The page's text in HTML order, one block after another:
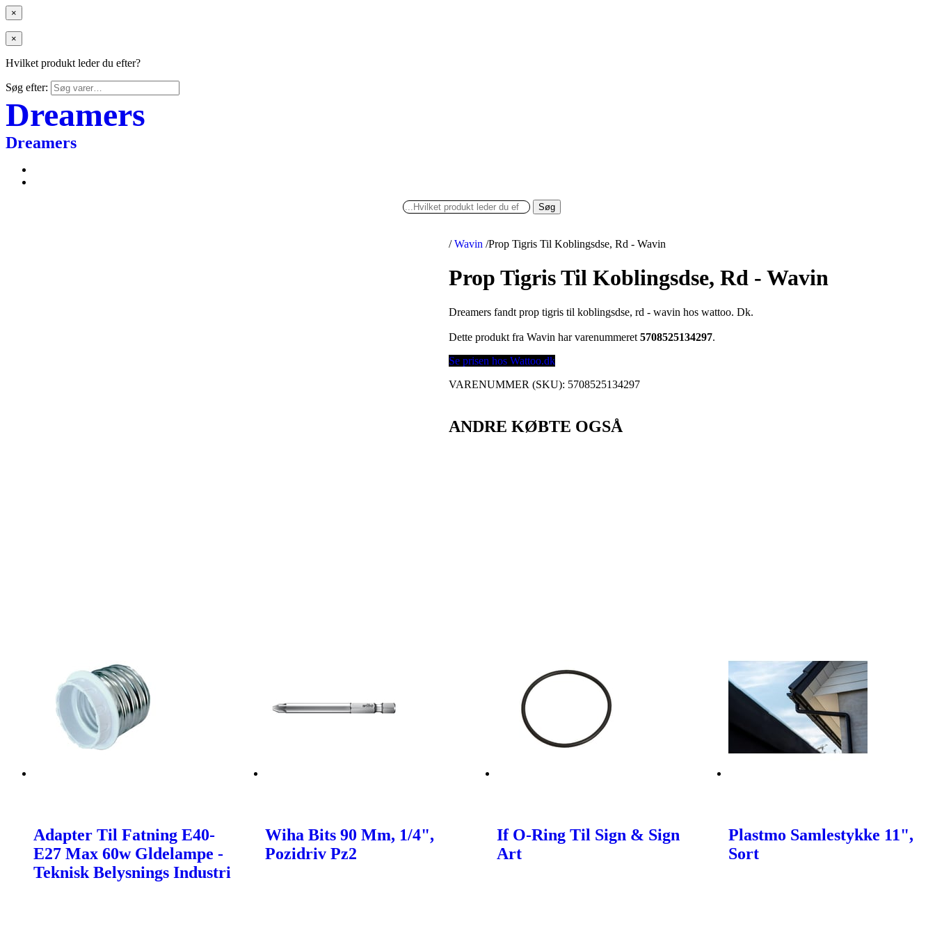
×
×
Hvilket produkt leder du efter?
Søg efter:
Dreamers
Dreamers
Søg
/ Wavin /Prop Tigris Til Koblingsdse, Rd - Wavin
Prop Tigris Til Koblingsdse, Rd - Wavin
Dreamers fandt prop tigris til koblingsdse, rd - wavin hos wattoo. Dk.
Dette produkt fra Wavin har varenummeret5708525134297.
Se prisen hos Wattoo.dk
VARENUMMER (SKU): 5708525134297
ANDRE KØBTE OGSÅ
Adapter Til Fatning E40-
E27 Max 60w Gldelampe -
Teknisk Belysnings Industri
Wiha Bits 90 Mm, 1/4",
Pozidriv Pz2
If O-Ring Til Sign & Sign
Art
Plastmo Samlestykke 11",
Sort